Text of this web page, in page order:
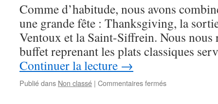
Comme d’habitude, nous avons
une grande fête : Thanksgiving, la
Ventoux et la Saint-Siffrein. Nous nous
buffet reprenant les plats classiques
Continuer la lecture →
Publié dans Non classé | Commentaires ferméssur